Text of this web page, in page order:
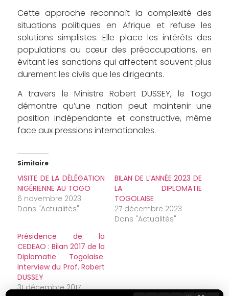
Cette approche reconnaît la complexité des
situations politiques en Afrique et refuse les
solutions simplistes. Elle place les intérêts des
populations au cœur des préoccupations, en
évitant les sanctions qui affectent souvent plus
durement les civils que les dirigeants.
A travers le Ministre Robert DUSSEY, le Togo
démontre qu’une nation peut maintenir une
position indépendante et constructive, même
face aux pressions internationales.
Similaire
VISITE DE LA DÉLÉGATION
NIGÉRIENNE AU TOGO
6 novembre 2023
Dans "Actualités"
BILAN DE L’ANNÉE 2023 DE
LA DIPLOMATIE
TOGOLAISE
27 décembre 2023
Dans "Actualités"
Présidence de la
CEDEAO : Bilan 2017 de la
Diplomatie Togolaise.
Interview du Prof. Robert
DUSSEY
31 décembre 2017